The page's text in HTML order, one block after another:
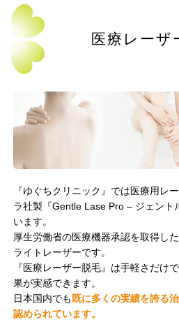
医療レーザ
『ゆぐちクリニック』では医療用レ
ラ社製『Gentle Lase Pro – ジェント
います。
厚生労働省の医療機器承認を取得し
ライトレーザーです。
『医療レーザー脱毛』は手軽さだけ
果が実感できます。
日本国内でも 既に多くの実績を誇る
認められています。